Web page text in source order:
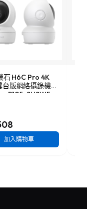
石 H6C Pro 4K
版網絡攝錄機
R105-8H8WF
加入購物車